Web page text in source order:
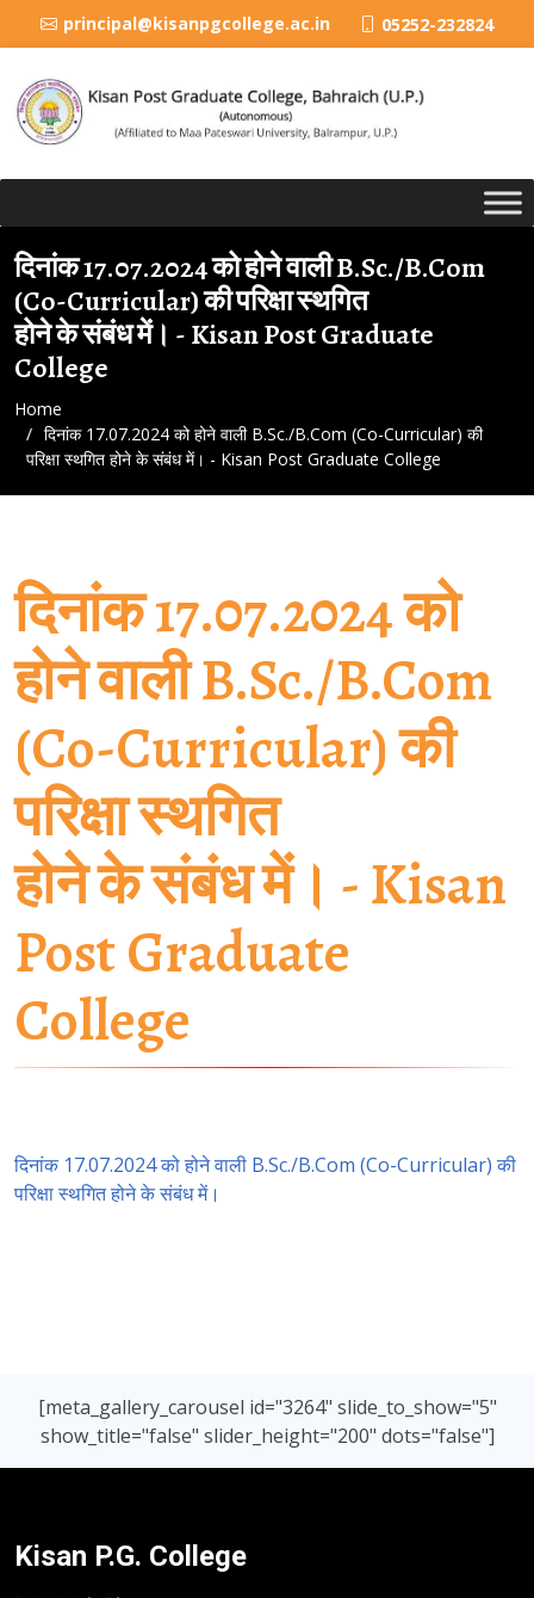
principal@kisanpgcollege.ac.in 05252-232824
दिनांक 17.07.2024 को होने वाली B.Sc./B.Com
(Co-Curricular) की परिक्षा स्थगित
होने के संबंध में। - Kisan Post Graduate
College
Home
दिनांक 17.07.2024 को होने वाली B.Sc./B.Com (Co-Curricular) की
परिक्षा स्थगित होने के संबंध में। - Kisan Post Graduate College
दिनांक 17.07.2024 को
होने वाली B.Sc./B.Com
(Co-Curricular) की
परिक्षा स्थगित
होने के संबंध में। - Kisan
Post Graduate
College
दिनांक 17.07.2024 को होने वाली B.Sc./B.Com (Co-Curricular) की
परिक्षा स्थगित होने के संबंध में।
[meta_gallery_carousel id="3264" slide_to_show="5"
show_title="false" slider_height="200" dots="false"]
Kisan P.G. College